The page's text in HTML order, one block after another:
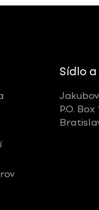
Sídlo a
P.O. Box